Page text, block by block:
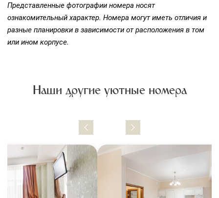
Представленные фотографии номера носят
ознакомительный характер. Номера могут иметь отличия и
разные планировки в зависимости от расположения в том
или ином корпусе.
Наши другие уютные номера